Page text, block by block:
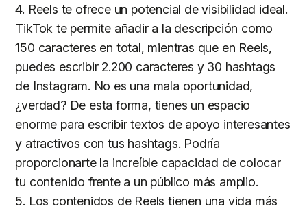
4. Reels te ofrece un potencial de visibilidad ideal.
TikTok te permite añadir a la descripción como
150 caracteres en total, mientras que en Reels,
puedes escribir 2.200 caracteres y 30 hashtags
de Instagram. No es una mala oportunidad,
¿verdad? De esta forma, tienes un espacio
enorme para escribir textos de apoyo interesantes
y atractivos con tus hashtags. Podría
proporcionarte la increíble capacidad de colocar
tu contenido frente a un público más amplio.
5. Los contenidos de Reels tienen una vida más